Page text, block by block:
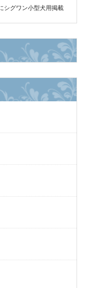
シグワン小型犬用掲載